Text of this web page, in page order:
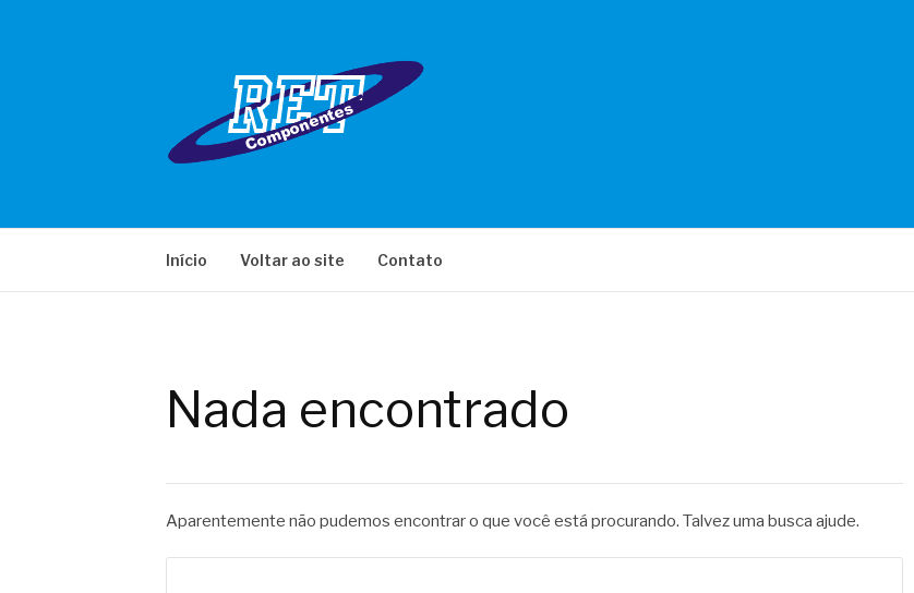
Início Voltar ao site Contato
Nada encontrado
Aparentemente não pudemos encontrar o que você está procurando. Talvez uma busca ajude.